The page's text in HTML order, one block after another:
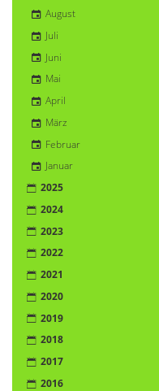
August
Juli
Juni
Mai
April
März
Februar
Januar
2025
2024
2023
2022
2021
2020
2019
2018
2017
2016